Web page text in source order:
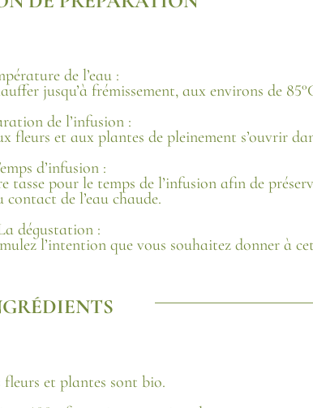
de l’eau :
jusqu’à frémissement, aux environs de
de l’infusion :
et aux plantes de pleinement s’ouvrir
d’infusion :
pour le temps de l’infusion afin de
contact de l’eau chaude.
dégustation :
l’intention que vous souhaitez donner à
fleurs et plantes sont bio.